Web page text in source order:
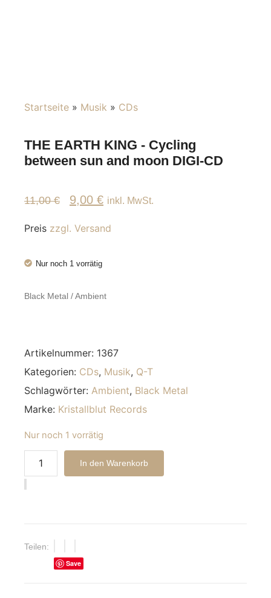
Startseite » Musik » CDs
THE EARTH KING - Cycling
between sun and moon DIGI-CD
11,00€ 9,00 € inkl. MwSt.
Preis zzgl. Versand
Nur noch 1 vorrätig
Black Metal / Ambient
Artikelnummer: 1367
Kategorien: CDs, Musik, Q-T
Schlagwörter: Ambient, Black Metal
Marke: Kristallblut Records
Nur noch 1 vorrätig
In den Warenkorb
Alternative:
Teilen:
Save